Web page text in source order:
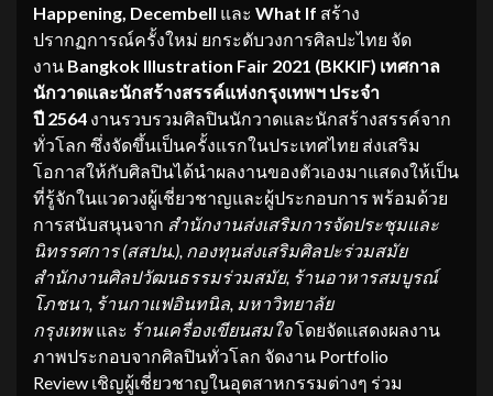
Happening, Decembell และ What If สร้าง
ปรากฏการณ์ครั้งใหม่ ยกระดับวงการศิลปะไทย จัด
งาน Bangkok Illustration Fair 2021 (BKKIF) เทศกาล
นักวาดและนักสร้างสรรค์แห่งกรุงเทพฯ ประจำ
ปี 2564 งานรวบรวมศิลปินนักวาดและนักสร้างสรรค์จาก
ทั่วโลก ซึ่งจัดขึ้นเป็นครั้งแรกในประเทศไทย ส่งเสริม
โอกาสให้กับศิลปินได้นำผลงานของตัวเองมาแสดงให้เป็น
ที่รู้จักในแวดวงผู้เชี่ยวชาญและผู้ประกอบการ พร้อมด้วย
การสนับสนุนจาก สำนักงานส่งเสริมการจัดประชุมและ
นิทรรศการ (สสปน.), กองทุนส่งเสริมศิลปะร่วมสมัย
สำนักงานศิลปวัฒนธรรมร่วมสมัย, ร้านอาหารสมบูรณ์
โภชนา, ร้านกาแฟอินทนิล, มหาวิทยาลัย
กรุงเทพและ ร้านเครื่องเขียนสมใจโดยจัดแสดงผลงาน
ภาพประกอบจากศิลปินทั่วโลก จัดงาน Portfolio
Review เชิญผู้เชี่ยวชาญในอุตสาหกรรมต่างๆ ร่วม